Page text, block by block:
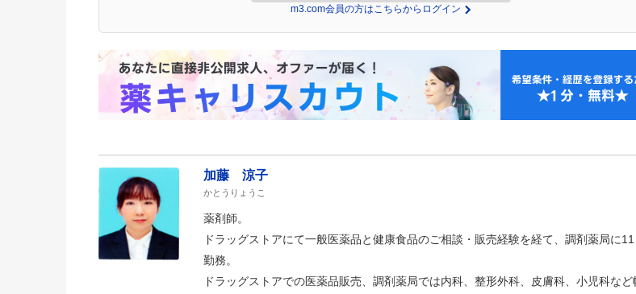
m3.com会員の方はこちらからログイン
加藤 涼子
かとうりょうこ
薬剤師。
ドラッグストアにて一般医薬品と健康食品のご相談・販売経験を経て、調剤薬局に11
勤務。
ドラッグストアでの医薬品販売、調剤薬局では内科、整形外科、皮膚科、小児科など